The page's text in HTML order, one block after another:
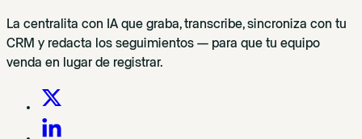
La centralita con IA que graba, transcribe, sincroniza con tu
CRM y redacta los seguimientos — para que tu equipo
venda en lugar de registrar.